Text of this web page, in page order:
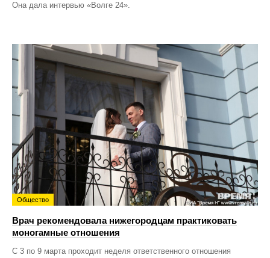
Она дала интервью «Волге 24».
Общество
Врач рекомендовала нижегородцам практиковать
моногамные отношения
С 3 по 9 марта проходит неделя ответственного отношения